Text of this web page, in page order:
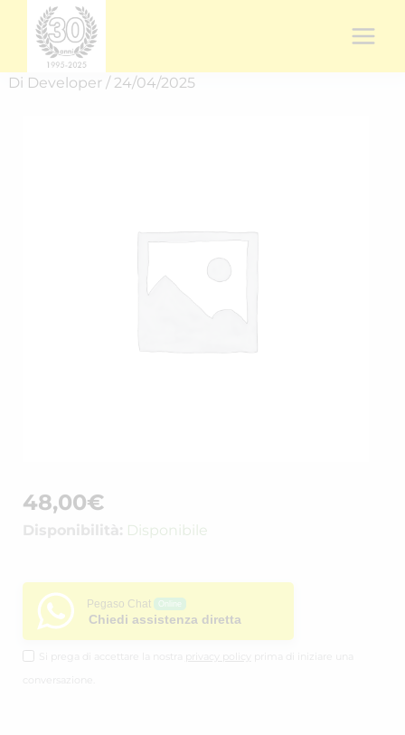
contenuto
Di Developer / 24/04/2025
48,00€
Disponibilità: Disponibile
Pegaso Chat
Chiedi assistenza diretta
Si prega di accettare la nostra privacy policy
prima di iniziare una